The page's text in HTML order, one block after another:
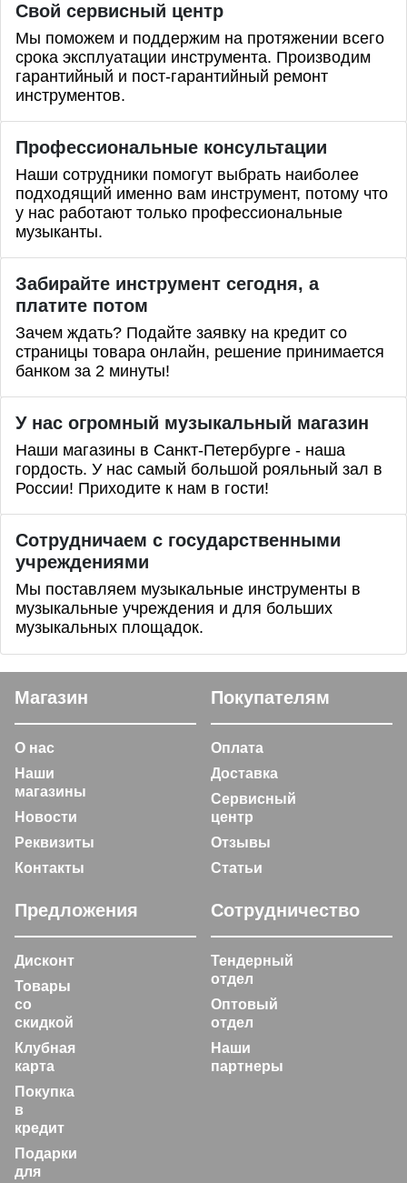
Свой сервисный центр
Мы поможем и поддержим на протяжении всего
срока эксплуатации инструмента. Производим
гарантийный и пост-гарантийный ремонт
инструментов.
Профессиональные консультации
Наши сотрудники помогут выбрать наиболее
подходящий именно вам инструмент, потому что
у нас работают только профессиональные
музыканты.
Забирайте инструмент сегодня, а
платите потом
Зачем ждать? Подайте заявку на кредит со
страницы товара онлайн, решение принимается
банком за 2 минуты!
У нас огромный музыкальный магазин
Наши магазины в Санкт-Петербурге - наша
гордость. У нас самый большой рояльный зал в
России! Приходите к нам в гости!
Сотрудничаем с государственными
учреждениями
Мы поставляем музыкальные инструменты в
музыкальные учреждения и для больших
музыкальных площадок.
Магазин
О нас
Наши
магазины
Новости
Реквизиты
Контакты
Покупателям
Оплата
Доставка
Сервисный
центр
Отзывы
Статьи
Предложения
Дисконт
Товары
со
скидкой
Клубная
карта
Покупка
в
кредит
Подарки
для
Сотрудничество
Тендерный
отдел
Оптовый
отдел
Наши
партнеры